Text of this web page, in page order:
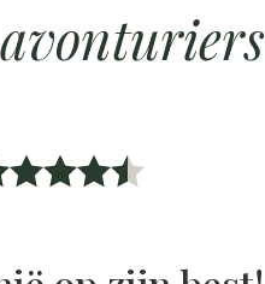
avonturiers